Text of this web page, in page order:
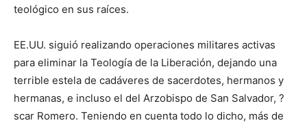
teológico en sus raíces.
EE.UU. siguió realizando operaciones militares activas
para eliminar la Teología de la Liberación, dejando una
terrible estela de cadáveres de sacerdotes, hermanos y
hermanas, e incluso el del Arzobispo de San Salvador, ?
scar Romero. Teniendo en cuenta todo lo dicho, más de